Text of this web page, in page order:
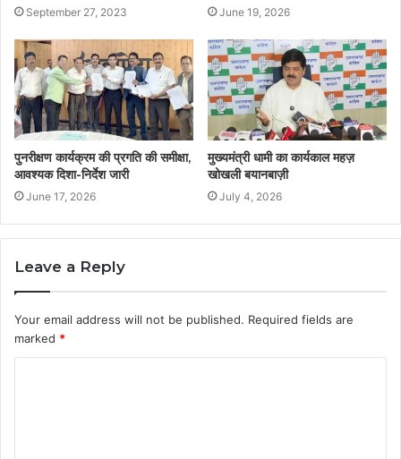
September 27, 2023 June 19, 2026
पुनरीक्षण कार्यक्रम की प्रगति की समीक्षा,
आवश्यक दिशा-निर्देश जारी
June 17, 2026
मुख्यमंत्री धामी का कार्यकाल महज़
खोखली बयानबाज़ी
July 4, 2026
Leave a Reply
Your email address will not be published. Required fields are
marked *